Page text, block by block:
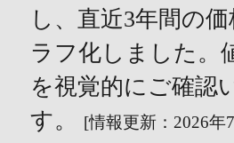
し、直近3年間の
ラフ化しました。
を視覚的にご確認
す。
[情報更新：2026年